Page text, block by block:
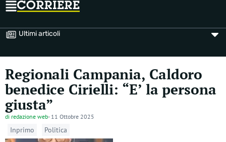
Ultimi articoli
Regionali Campania, Caldoro
benedice Cirielli: “E’ la persona
giusta”
di redazione web- 11 Ottobre 2025
Inprimo Politica